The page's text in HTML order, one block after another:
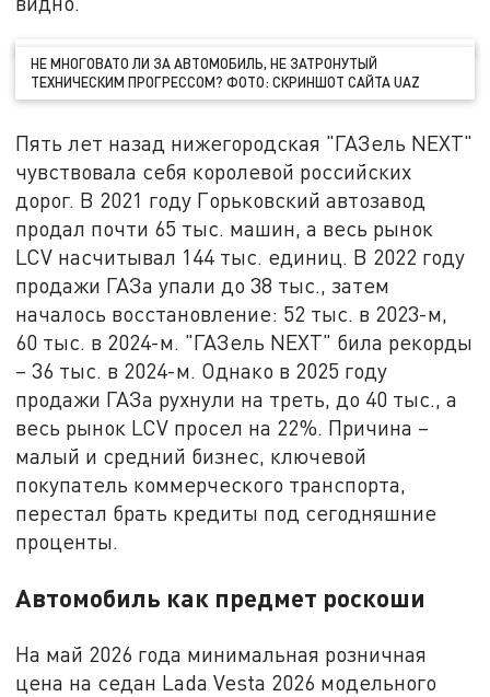
НЕ МНОГОВАТО ЛИ ЗА АВТОМОБИЛЬ, НЕ ЗАТРОНУТЫЙ
ТЕХНИЧЕСКИМ ПРОГРЕССОМ? ФОТО: СКРИНШОТ САЙТА UAZ
Пять лет назад нижегородская "ГАЗель NEXT"
чувствовала себя королевой российских
дорог. В 2021 году Горьковский автозавод
продал почти 65 тыс. машин, а весь рынок
LCV насчитывал 144 тыс. единиц. В 2022 году
продажи ГАЗа упали до 38 тыс., затем
началось восстановление: 52 тыс. в 2023-м,
60 тыс. в 2024-м. "ГАЗель NEXT" била рекорды
– 36 тыс. в 2024-м. Однако в 2025 году
продажи ГАЗа рухнули на треть, до 40 тыс., а
весь рынок LCV просел на 22%. Причина –
малый и средний бизнес, ключевой
покупатель коммерческого транспорта,
перестал брать кредиты под сегодняшние
проценты.
Автомобиль как предмет роскоши
На май 2026 года минимальная розничная
цена на седан Lada Vesta 2026 модельного